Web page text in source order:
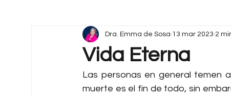
Vida Eterna
Dra. Emma de Sosa 13 mar 2023 2
Las personas en general temen
muerte es el fin de todo, sin